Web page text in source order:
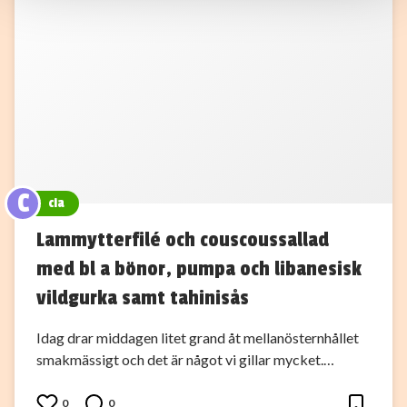
C cia
Lammytterfilé och couscoussallad
med bl a bönor, pumpa och libanesisk
vildgurka samt tahinisås
Idag drar middagen litet grand åt mellanösternhållet
smakmässigt och det är något vi gillar mycket.…
0 0